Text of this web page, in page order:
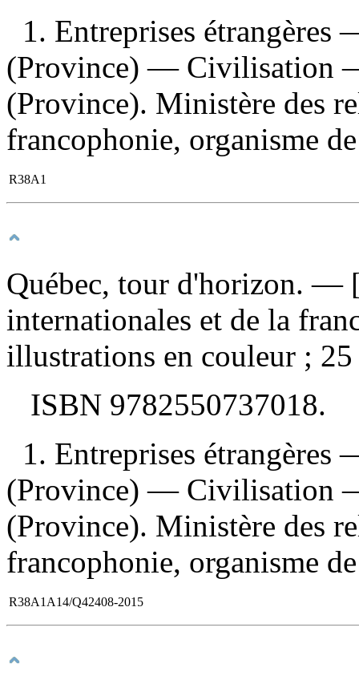
1. Entreprises étrangères
(Province) — Civilisation
(Province). Ministère des
francophonie, organisme
R38A1
Québec, tour d'horizon. —
internationales et de la
illustrations en couleur ;
ISBN 9782550737018.
1. Entreprises étrangères
(Province) — Civilisation
(Province). Ministère des
francophonie, organisme
R38A1A14/Q42408-2015